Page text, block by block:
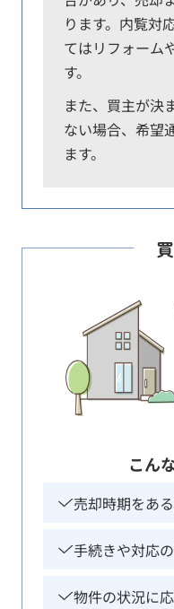
ります。内覧対
てはリフォーム
す。
また、買主が決
ない場合、希望
ます。
こん
売却時期をあ
手続きや対応
物件の状況に